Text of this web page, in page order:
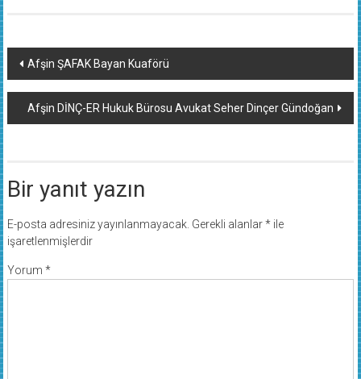
Yazı
dolaşımı
Afşin ŞAFAK Bayan Kuaförü
Afşin DİNÇ-ER Hukuk Bürosu Avukat Seher Dinçer Gündoğan
Bir yanıt yazın
E-posta adresiniz yayınlanmayacak. Gerekli alanlar*ile
işaretlenmişlerdir
Yorum *